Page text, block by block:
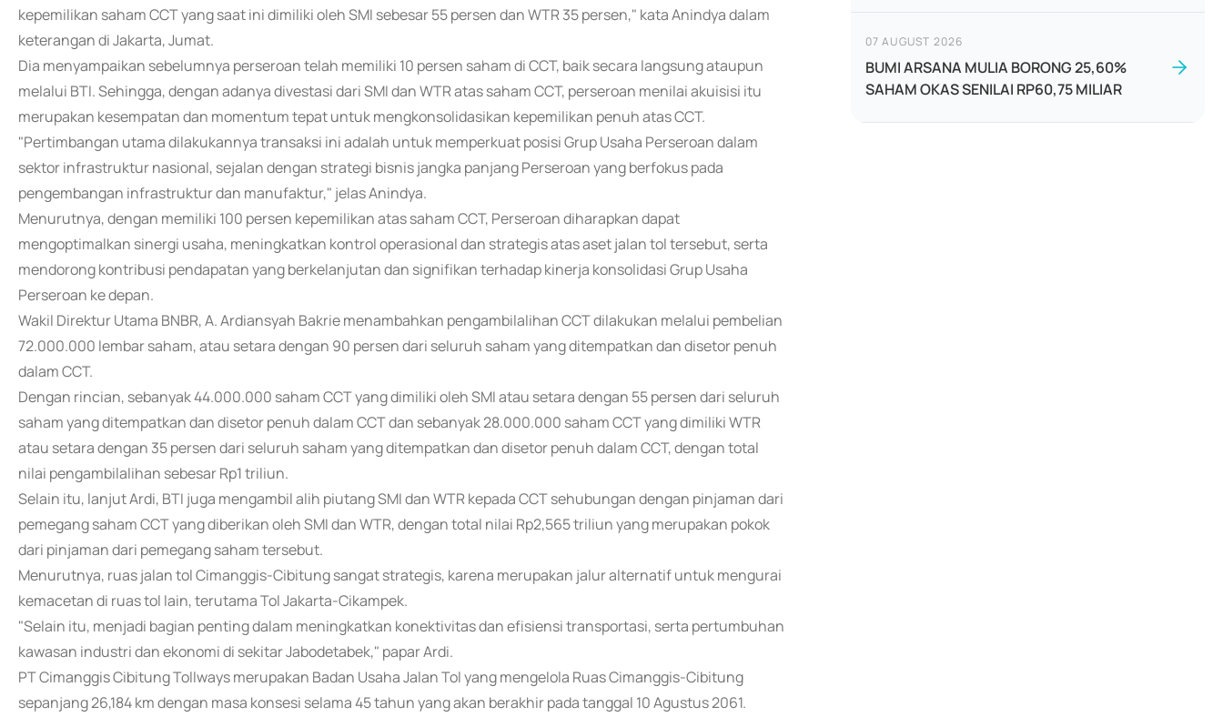
kepemilikan saham CCT yang saat ini dimiliki oleh SMI sebesar 55 persen dan WTR 35 persen," kata Anindya dalam
keterangan di Jakarta, Jumat.
Dia menyampaikan sebelumnya perseroan telah memiliki 10 persen saham di CCT, baik secara langsung ataupun
melalui BTI. Sehingga, dengan adanya divestasi dari SMI dan WTR atas saham CCT, perseroan menilai akuisisi itu
merupakan kesempatan dan momentum tepat untuk mengkonsolidasikan kepemilikan penuh atas CCT.
"Pertimbangan utama dilakukannya transaksi ini adalah untuk memperkuat posisi Grup Usaha Perseroan dalam
sektor infrastruktur nasional, sejalan dengan strategi bisnis jangka panjang Perseroan yang berfokus pada
pengembangan infrastruktur dan manufaktur," jelas Anindya.
Menurutnya, dengan memiliki 100 persen kepemilikan atas saham CCT, Perseroan diharapkan dapat
mengoptimalkan sinergi usaha, meningkatkan kontrol operasional dan strategis atas aset jalan tol tersebut, serta
mendorong kontribusi pendapatan yang berkelanjutan dan signifikan terhadap kinerja konsolidasi Grup Usaha
Perseroan ke depan.
Wakil Direktur Utama BNBR, A. Ardiansyah Bakrie menambahkan pengambilalihan CCT dilakukan melalui pembelian
72.000.000 lembar saham, atau setara dengan 90 persen dari seluruh saham yang ditempatkan dan disetor penuh
dalam CCT.
Dengan rincian, sebanyak 44.000.000 saham CCT yang dimiliki oleh SMI atau setara dengan 55 persen dari seluruh
saham yang ditempatkan dan disetor penuh dalam CCT dan sebanyak 28.000.000 saham CCT yang dimiliki WTR
atau setara dengan 35 persen dari seluruh saham yang ditempatkan dan disetor penuh dalam CCT, dengan total
nilai pengambilalihan sebesar Rp1 triliun.
Selain itu, lanjut Ardi, BTI juga mengambil alih piutang SMI dan WTR kepada CCT sehubungan dengan pinjaman dari
pemegang saham CCT yang diberikan oleh SMI dan WTR, dengan total nilai Rp2,565 triliun yang merupakan pokok
dari pinjaman dari pemegang saham tersebut.
Menurutnya, ruas jalan tol Cimanggis-Cibitung sangat strategis, karena merupakan jalur alternatif untuk mengurai
kemacetan di ruas tol lain, terutama Tol Jakarta-Cikampek.
"Selain itu, menjadi bagian penting dalam meningkatkan konektivitas dan efisiensi transportasi, serta pertumbuhan
kawasan industri dan ekonomi di sekitar Jabodetabek," papar Ardi.
PT Cimanggis Cibitung Tollways merupakan Badan Usaha Jalan Tol yang mengelola Ruas Cimanggis-Cibitung
sepanjang 26,184 km dengan masa konsesi selama 45 tahun yang akan berakhir pada tanggal 10 Agustus 2061.
07 AUGUST 2026
BUMI ARSANA MULIA BORONG 25,60%
SAHAM OKAS SENILAI RP60,75 MILIAR